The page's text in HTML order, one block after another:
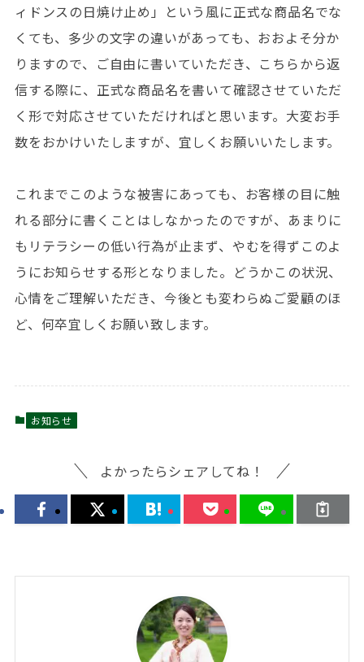
ィドンスの日焼け止め」という風に正式な商品名でな
くても、多少の文字の違いがあっても、おおよそ分か
りますので、ご自由に書いていただき、こちらから返
信する際に、正式な商品名を書いて確認させていただ
く形で対応させていただければと思います。大変お手
数をおかけいたしますが、宜しくお願いいたします。
これまでこのような被害にあっても、お客様の目に触
れる部分に書くことはしなかったのですが、あまりに
もリテラシーの低い行為が止まず、やむを得ずこのよ
うにお知らせする形となりました。どうかこの状況、
心情をご理解いただき、今後とも変わらぬご愛顧のほ
ど、何卒宜しくお願い致します。
お知らせ
よかったらシェアしてね！